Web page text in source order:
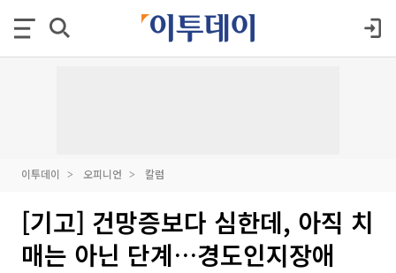
이투데이 오피니언 칼럼
[기고] 건망증보다 심한데, 아직 치
매는 아닌 단계…경도인지장애